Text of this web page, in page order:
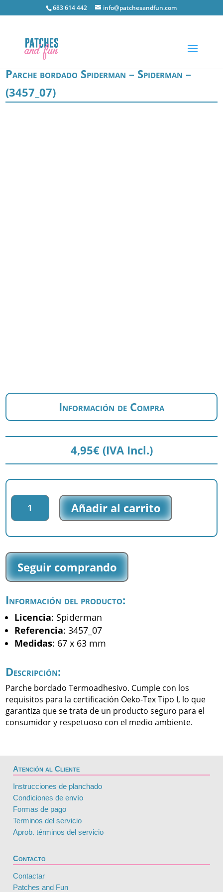
683 614 442 info@patchesandfun.com
Parche bordado Spiderman – Spiderman –
(3457_07)
Información de Compra
4,95€ (IVA Incl.)
Parche
bordado
Spiderman
-
-
(3457_07)
cantidad
Añadir al carrito
Seguir comprando
Información del producto:
Licencia: Spiderman
Referencia: 3457_07
Medidas: 67 x 63 mm
Descripción:
Parche bordado Termoadhesivo. Cumple con los
requisitos para la certificación Oeko-Tex Tipo I, lo que
garantiza que se trata de un producto seguro para el
consumidor y respetuoso con el medio ambiente.
Atención al Cliente
Instrucciones de planchado
Condiciones de envío
Formas de pago
Terminos del servicio
Aprob. términos del servicio
Contacto
Contactar
Patches and Fun